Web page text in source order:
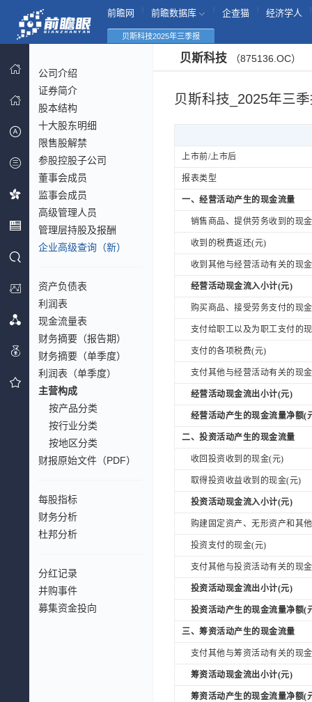
前瞻网 前瞻数据库 企查猫 经济学人
贝斯科技2025年三季报
公司介绍
证券简介
股本结构
十大股东明细
限售股解禁
参股控股子公司
董事会成员
监事会成员
高级管理人员
管理层持股及报酬
企业高级查询（新）
资产负债表
利润表
现金流量表
财务摘要（报告期）
财务摘要（单季度）
利润表（单季度）
主营构成
按产品分类
按行业分类
按地区分类
财报原始文件（PDF）
每股指标
财务分析
杜邦分析
分红记录
并购事件
募集资金投向
贝斯科技 （875136.OC）
贝斯科技_2025年三
上市前/上市后
报表类型
一、经营活动产生的现金流量
销售商品、提供劳务收到的现
收到的税费返还(元)
收到其他与经营活动有关的现
经营活动现金流入小计(元)
购买商品、接受劳务支付的现
支付给职工以及为职工支付的
支付的各项税费(元)
支付其他与经营活动有关的现
经营活动现金流出小计(元)
经营活动产生的现金流量净额(
二、投资活动产生的现金流量
收回投资收到的现金(元)
取得投资收益收到的现金(元)
投资活动现金流入小计(元)
购建固定资产、无形资产和其
投资支付的现金(元)
支付其他与投资活动有关的现
投资活动现金流出小计(元)
投资活动产生的现金流量净额(
三、筹资活动产生的现金流量
支付其他与筹资活动有关的现
筹资活动现金流出小计(元)
筹资活动产生的现金流量净额(